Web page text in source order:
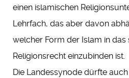
einen islamischen
Lehrfach, das aber davon
welcher Form der Islam in das
Religionsrecht einzubinden ist.
Die Landessynode dürfte